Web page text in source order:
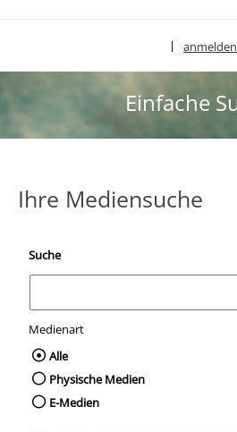
anmelden
Einfache
Ihre Mediensuche
Suche
Medienart
Wählen Sie die
Alle
Physische Medien
E-Medien